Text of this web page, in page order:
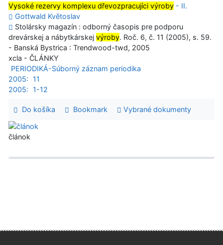
Vysoké rezervy komplexu dřevozpracujíci výroby - II.
Gottwald Květoslav
Stolársky magazín : odborný časopis pre podporu
drevárskej a nábytkárskej výroby. Roč. 6, č. 11 (2005), s. 59.
- Banská Bystrica : Trendwood-twd, 2005
xcla - ČLÁNKY
PERIODIKÁ-Súborný záznam periodika
2005:
11
2005:
1-12
Do košíka Bookmark Vybrané dokumenty
článok